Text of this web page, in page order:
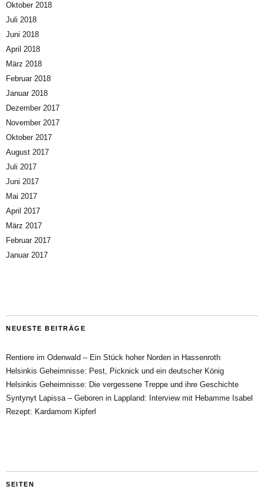
Oktober 2018
Juli 2018
Juni 2018
April 2018
März 2018
Februar 2018
Januar 2018
Dezember 2017
November 2017
Oktober 2017
August 2017
Juli 2017
Juni 2017
Mai 2017
April 2017
März 2017
Februar 2017
Januar 2017
NEUESTE BEITRÄGE
Rentiere im Odenwald – Ein Stück hoher Norden in Hassenroth
Helsinkis Geheimnisse: Pest, Picknick und ein deutscher König
Helsinkis Geheimnisse: Die vergessene Treppe und ihre Geschichte
Syntynyt Lapissa – Geboren in Lappland: Interview mit Hebamme Isabel
Rezept: Kardamom Kipferl
SEITEN